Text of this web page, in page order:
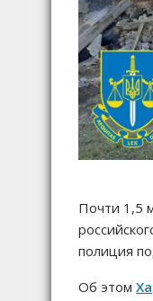
Почти 1,5
полиция
Об этом